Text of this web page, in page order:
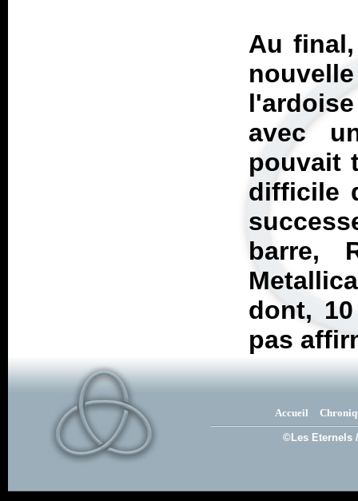
Au
avec
pouvait
difficile
barre,
dont,
pas
Accueil
©Les Eternels